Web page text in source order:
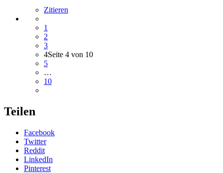
Zitieren
1
2
3
4Seite 4 von 10
5
…
10
Teilen
Facebook
Twitter
Reddit
LinkedIn
Pinterest